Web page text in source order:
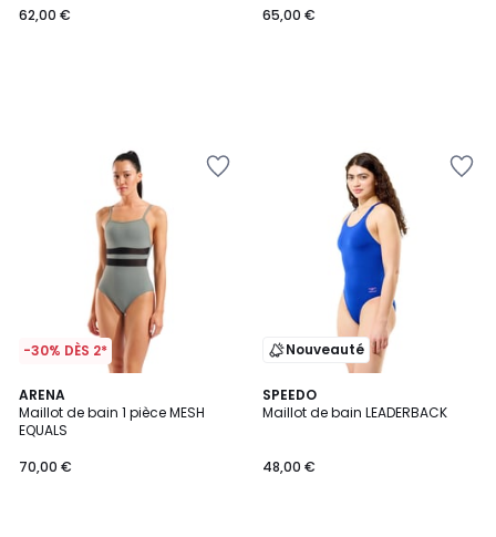
62,00 € 65,00 €
-30% DÈS 2*
ARENA
Maillot de bain 1 pièce MESH
EQUALS
70,00 €
1
/
5
Nouveauté
SPEEDO
Maillot de bain LEADERBACK
48,00 €